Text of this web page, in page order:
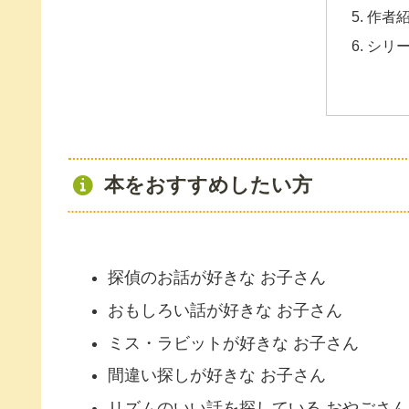
作者
シリ
本をおすすめしたい方
探偵のお話が好きな お子さん
おもしろい話が好きな お子さん
ミス・ラビットが好きな お子さん
間違い探しが好きな お子さん